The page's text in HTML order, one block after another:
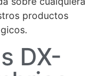
productos
DX-